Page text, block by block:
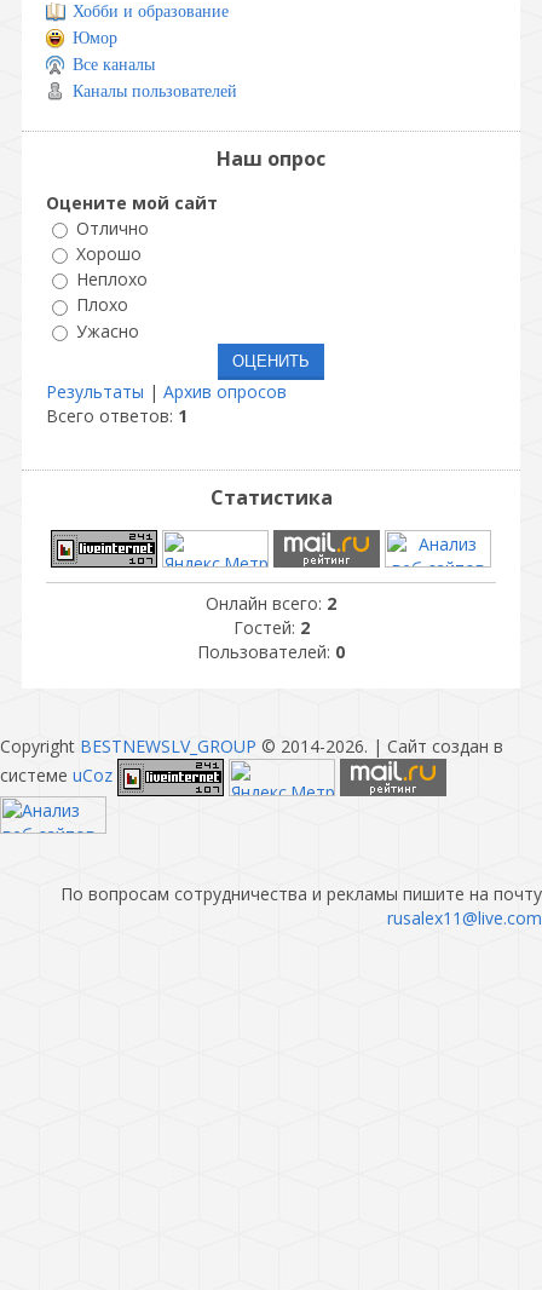
Хобби и образование
Юмор
Все каналы
Каналы пользователей
Наш опрос
Оцените мой сайт
Отлично
Хорошо
Неплохо
Плохо
Ужасно
Результаты | Архив опросов
Всего ответов: 1
Статистика
Онлайн всего: 2
Гостей: 2
Пользователей: 0
Copyright BESTNEWSLV_GROUP © 2014-2026. | Сайт создан в
системе uCoz
По вопросам сотрудничества и рекламы пишите на почту
rusalex11@live.com